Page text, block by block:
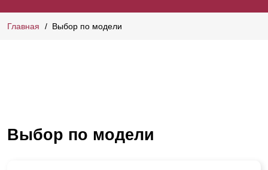
Главная Выбор по модели
Выбор по модели